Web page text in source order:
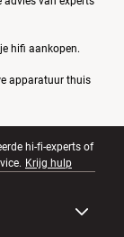
hifi aankopen.
apparatuur thuis
hi-fi-experts of
Krijg hulp